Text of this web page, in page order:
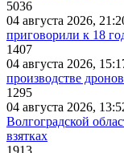
5036
04 августа 2026,
приговорили к 18
1407
04 августа 2026,
производстве
1295
04 августа 2026,
Волгоградской
взятках
1913